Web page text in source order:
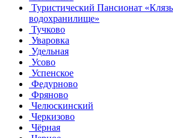
Туристический Пансионат
водохранилище»
Тучково
Уваровка
Удельная
Усово
Успенское
Федурново
Фряново
Челюскинский
Черкизово
Чёрная